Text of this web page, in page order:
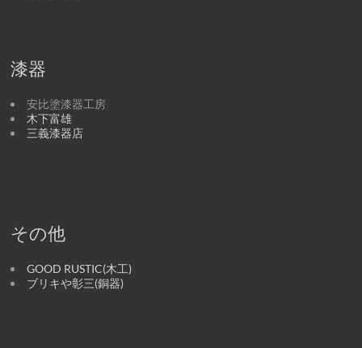
漆器
安比塗漆器工房
木下富雄
三義漆器店
その他
GOOD RUSTIC(木工)
ブリキや彰三(銅器)